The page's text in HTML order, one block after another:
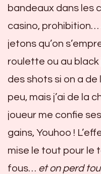
bandeaux dans les
casino, prohibition…
jetons qu’on
roulette ou au black
des shots si on a de
peu, mais j’ai de la
joueur me confie
gains, Youhoo !
mise le tout pour le
fous… et on perd